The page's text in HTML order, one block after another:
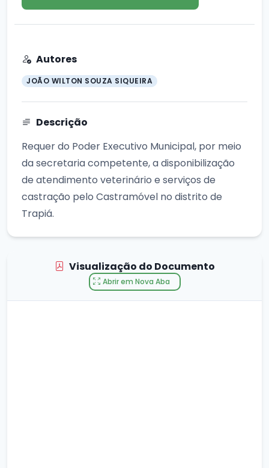
Autores
JOÃO WILTON SOUZA SIQUEIRA
Descrição
Requer do Poder Executivo Municipal, por meio
da secretaria competente, a disponibilização
de atendimento veterinário e serviços de
castração pelo Castramóvel no distrito de
Trapiá.
Visualização do Documento
Abrir em Nova Aba